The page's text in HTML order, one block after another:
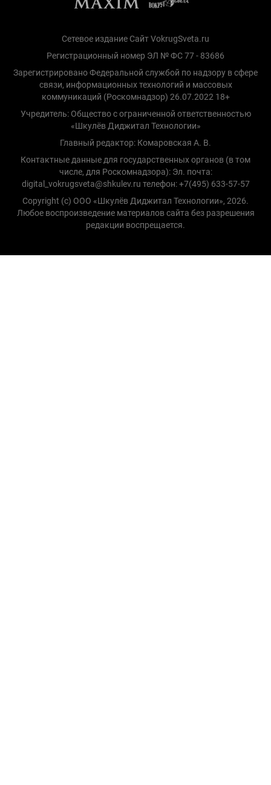
Сетевое издание Сайт VokrugSveta.ru
Регистрационный номер ЭЛ № ФС 77 - 83686
Зарегистрировано Федеральной службой по надзору в сфере
связи, информационных технологий и массовых
коммуникаций (Роскомнадзор) 26.07.2022 18+
Учредитель: Общество с ограниченной ответственностью
«Шкулёв Диджитал Технологии»
Главный редактор: Комаровская А. В.
Контактные данные для государственных органов (в том
числе, для Роскомнадзора): Эл. почта:
digital_vokrugsveta@shkulev.ru телефон: +7(495) 633-57-57
Copyright (с) ООО «Шкулёв Диджитал Технологии», 2026.
Любое воспроизведение материалов сайта без разрешения
редакции воспрещается.